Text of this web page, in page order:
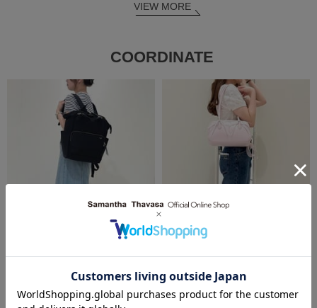
VIEW MORE
COORDINATE
2026.08.08
2026.08.07